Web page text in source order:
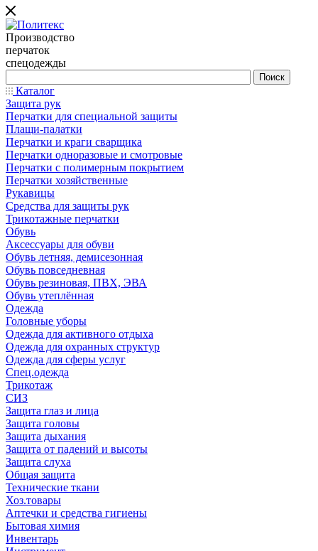
Производство
перчаток
спецодежды
Каталог
Защита рук
Перчатки для специальной защиты
Плащи-палатки
Перчатки и краги сварщика
Перчатки одноразовые и смотровые
Перчатки с полимерным покрытием
Перчатки хозяйственные
Рукавицы
Средства для защиты рук
Трикотажные перчатки
Обувь
Аксессуары для обуви
Обувь летняя, демисезонная
Обувь повседневная
Обувь резиновая, ПВХ, ЭВА
Обувь утеплённая
Одежда
Головные уборы
Одежда для активного отдыха
Одежда для охранных структур
Одежда для сферы услуг
Спец.одежда
Трикотаж
СИЗ
Защита глаз и лица
Защита головы
Защита дыхания
Защита от падений и высоты
Защита слуха
Общая защита
Технические ткани
Хоз.товары
Аптечки и средства гигиены
Бытовая химия
Инвентарь